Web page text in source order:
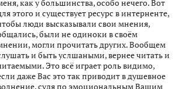
как у большинства, особо нечего. Вот
этого и существует ресурс в интерненте,
люди высказывали свои мнения,
были не одиноки в своём
могли прочитать других. Вообщем
и быть услшаными, вернее читать и
Это всё играет роль видимо,
даже Вас это так приводит в душевное
судя по эмоциональным Вашим